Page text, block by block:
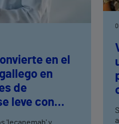
en el
en
de
leve con